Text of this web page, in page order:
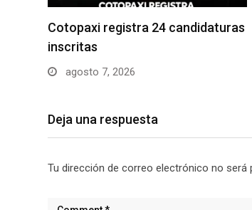
Cotopaxi registra 24 candidaturas
inscritas
agosto 7, 2026
Deja una respuesta
Tu dirección de correo electrónico no será